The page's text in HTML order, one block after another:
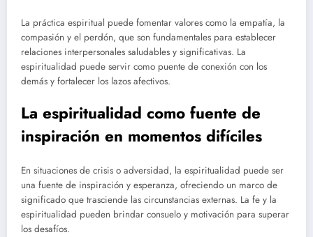
La práctica espiritual puede fomentar valores como la empatía, la
compasión y el perdón, que son fundamentales para establecer
relaciones interpersonales saludables y significativas. La
espiritualidad puede servir como puente de conexión con los
demás y fortalecer los lazos afectivos.
La espiritualidad como fuente de
inspiración en momentos difíciles
En situaciones de crisis o adversidad, la espiritualidad puede ser
una fuente de inspiración y esperanza, ofreciendo un marco de
significado que trasciende las circunstancias externas. La fe y la
espiritualidad pueden brindar consuelo y motivación para superar
los desafíos.